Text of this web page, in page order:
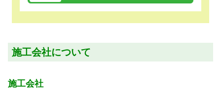
施工会社について
施工会社